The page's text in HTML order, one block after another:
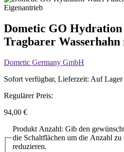
Dometic GO
Tragbarer
Dometic Germany GmbH
Sofort verfügbar, Lieferzeit: Auf
Regulärer Preis:
94,00 €
Produkt Anzahl: Gib den
die Schaltflächen um die Anzahl zu
reduzieren.